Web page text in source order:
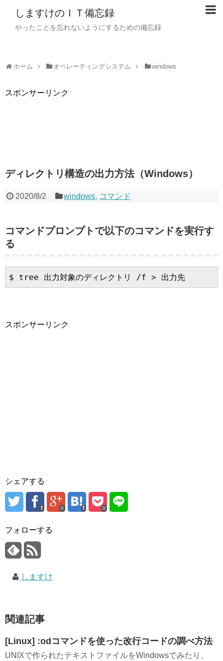
しますけのＩＴ備忘録
やったことを忘れないようにするための備忘録
ホーム オペレーティングシステム windows
スポンサーリンク
ディレクトリ構造の出力方法（Windows）
2020/8/2 windows, コマンド
コマンドプロンプトで以下のコマンドを実行す
る
$ tree 出力対象のディレクトリ /f > 出力先
スポンサーリンク
シェアする
0 0
フォローする
しますけ
関連記事
[Linux] :odコマンドを使った改行コードの調べ方法
UNIXで作られたテキストファイルをWindowsでみたり、